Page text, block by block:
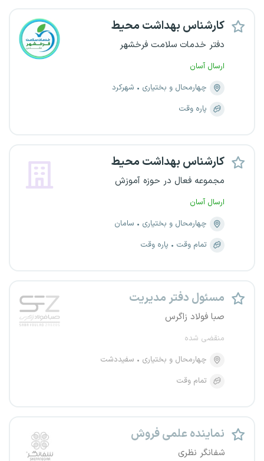
کارشناس بهداشت محیط
دفتر خدمات سلامت فرخشهر
ارسال آسان
چهارمحال و بختیاری
شهرکرد
پاره وقت
کارشناس بهداشت محیط
مجموعه فعال در حوزه آموزش
ارسال آسان
چهارمحال و بختیاری
سامان
تمام وقت
پاره وقت
مسئول دفتر مدیریت
صبا فولاد زاگرس
منقضی شده
چهارمحال و بختیاری
سفیددشت
تمام وقت
نماینده علمی فروش
شفانگر نظری